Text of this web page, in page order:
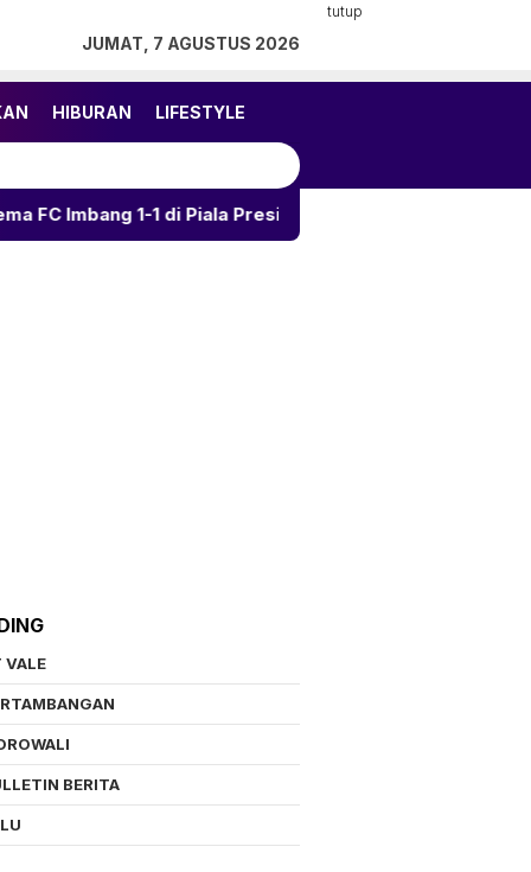
tutup
JUMAT, 7 AGUSTUS 2026
HIBURAN LIFESTYLE
1-1 di Piala Presiden Kalahkan Arema 3-1,
VALE
BERITA